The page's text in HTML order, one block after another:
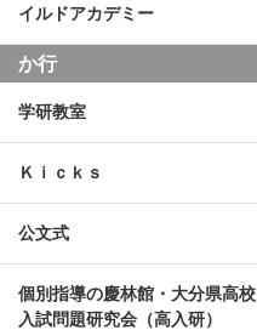
イルドアカデミー
か行
学研教室
Ｋｉｃｋｓ
公文式
個別指導の慶林館・大分県高校
入試問題研究会（高入研）